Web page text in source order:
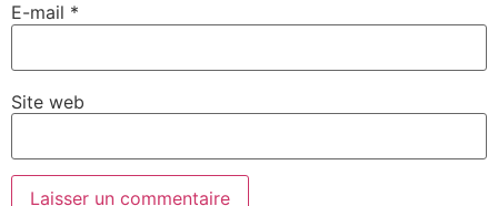
E-mail *
Site web